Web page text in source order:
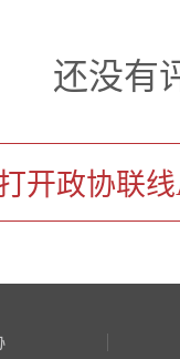
务院总
可，禁止转载
还没有
开政协联